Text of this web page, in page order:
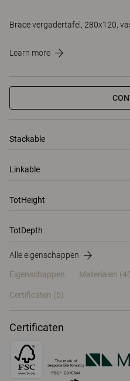
Brace vergadertafel, 280x120,
Learn more
Stackable
Linkable
TotHeight
TotDepth
Alle eigenschappen
Eigenschappen Materialen
Certificaten (5)
Certificaten